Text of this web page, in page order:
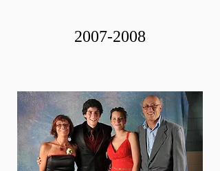
2007-2008